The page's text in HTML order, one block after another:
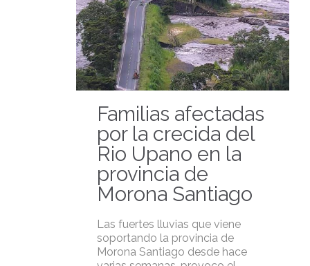
Familias afectadas
por la crecida del
Rio Upano en la
provincia de
Morona Santiago
Las fuertes lluvias que viene
soportando la provincia de
Morona Santiago desde hace